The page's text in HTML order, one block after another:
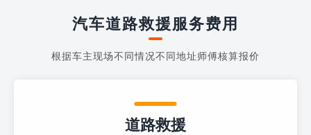
汽车道路救援服务费用
根据车主现场不同情况不同地址师傅核算报价
道路救援